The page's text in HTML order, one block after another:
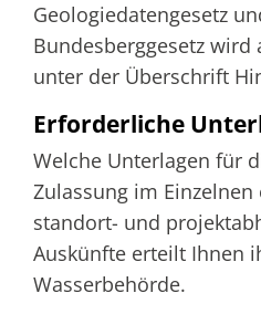
Geologiedatengesetz
Bundesberggesetz
unter der Überschrift
Erforderliche
Welche Unterlagen für
Zulassung im
standort- und
Auskünfte erteilt Ihnen
Wasserbehörde.